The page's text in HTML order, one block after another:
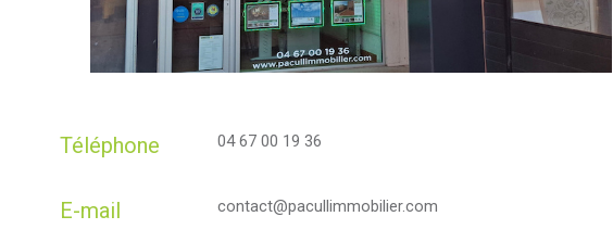
Téléphone 04 67 00 19 36
E-mail contact@pacullimmobilier.com